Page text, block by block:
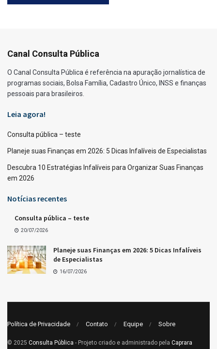
Canal Consulta Pública
O Canal Consulta Pública é referência na apuração jornalística de
programas sociais, Bolsa Família, Cadastro Único, INSS e finanças
pessoais para brasileiros.
Leia agora!
Consulta pública – teste
Planeje suas Finanças em 2026: 5 Dicas Infalíveis de Especialistas
Descubra 10 Estratégias Infalíveis para Organizar Suas Finanças
em 2026
Notícias recentes
Consulta pública – teste
20/07/2026
Planeje suas Finanças em 2026: 5 Dicas Infalíveis
de Especialistas
16/07/2026
Política de Privacidade Contato Equipe Sobre
© 2025 Consulta Pública - Projeto criado e administrado pela Caprara